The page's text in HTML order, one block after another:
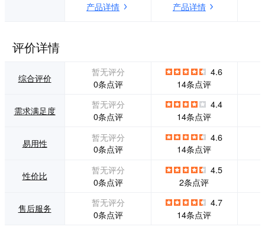
推广更有针对性。
动态，推广更有针
对性。全面提升营
销效率，打造流量
入口，告别单一的
积分营销手段搭建
多渠道、多形式、
全方位运营体系。
核心功能： 基础商
城搭建，3分钟内搭
建完成，极大降低
企业技术成本。 积
分兑换，丰富的兑
换玩法，突出积分
价值。 专属供应
链，海量主流电商
系统智能合成设计
自动接单，定制加
工后发货到用户手
中。LOGO造物，
实现一站式定制企
业LOGO衍生产
品，服装产品一件
起订。
产品详情 产品详情
评价详情
综合评价
暂无评分
0条点评
4.6
14条点评
需求满足度
暂无评分
0条点评
4.4
14条点评
易用性
暂无评分
0条点评
4.6
14条点评
性价比
暂无评分
0条点评
4.5
2条点评
售后服务
暂无评分
0条点评
4.7
14条点评